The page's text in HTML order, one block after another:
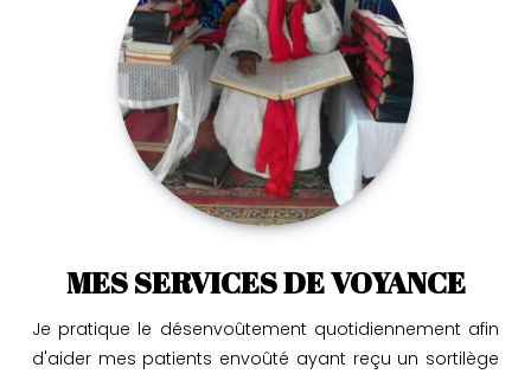
MES SERVICES DE VOYANCE
Je pratique le désenvoûtement quotidiennement afin
d'aider mes patients envoûté ayant reçu un sortilège